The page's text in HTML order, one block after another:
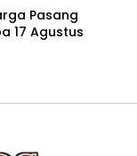
Pasang
17 Agustus